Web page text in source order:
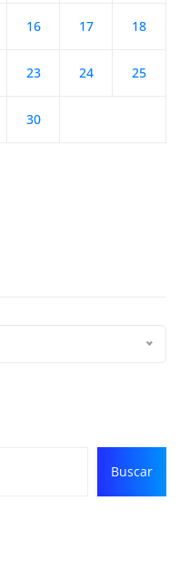
16 17 18
23 24 25
30
Buscar